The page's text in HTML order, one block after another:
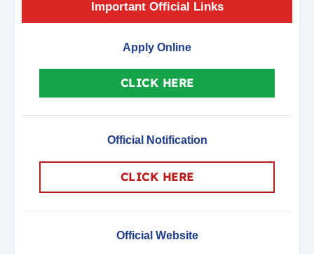
Important Official Links
Apply Online
CLICK HERE
Official Notification
CLICK HERE
Official Website